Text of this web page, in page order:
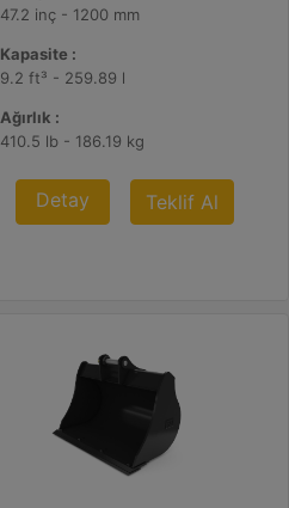
47.2 inç - 1200 mm
Kapasite :
9.2 ft³ - 259.89 l
Ağırlık :
410.5 lb - 186.19 kg
Detay Teklif Al